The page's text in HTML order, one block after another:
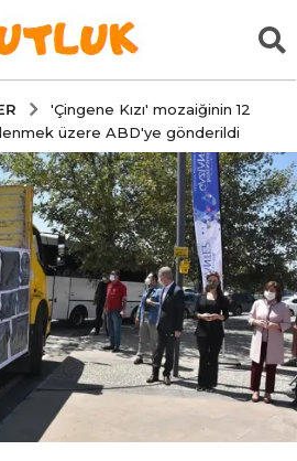
'Çingene Kızı' mozaiğinin 12
üzere ABD'ye gönderildi